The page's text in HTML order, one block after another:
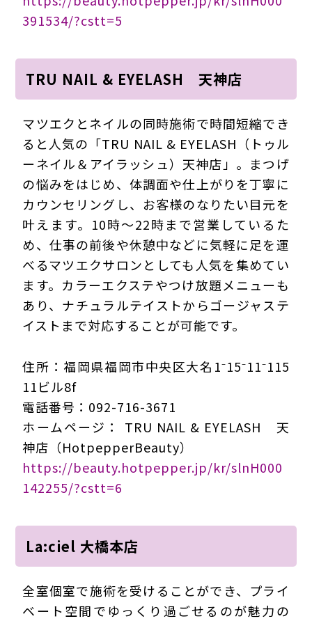
391534/?cstt=5
TRU NAIL & EYELASH 天神店
マツエクとネイルの同時施術で時間短縮でき
ると人気の「TRU NAIL & EYELASH（トゥル
ーネイル＆アイラッシュ）天神店」。まつげ
の悩みをはじめ、体調面や仕上がりを丁寧に
カウンセリングし、お客様のなりたい目元を
叶えます。10時～22時まで営業しているた
め、仕事の前後や休憩中などに気軽に足を運
べるマツエクサロンとしても人気を集めてい
ます。カラーエクステやつけ放題メニューも
あり、ナチュラルテイストからゴージャステ
イストまで対応することが可能です。
住所：福岡県福岡市中央区大名1⁻15⁻11⁻115
11ビル8f
電話番号：092-716-3671
ホームページ： TRU NAIL & EYELASH 天
神店（HotpepperBeauty）
https://beauty.hotpepper.jp/kr/slnH000
142255/?cstt=6
La:ciel 大橋本店
全室個室で施術を受けることができ、プライ
ベート空間でゆっくり過ごせるのが魅力の